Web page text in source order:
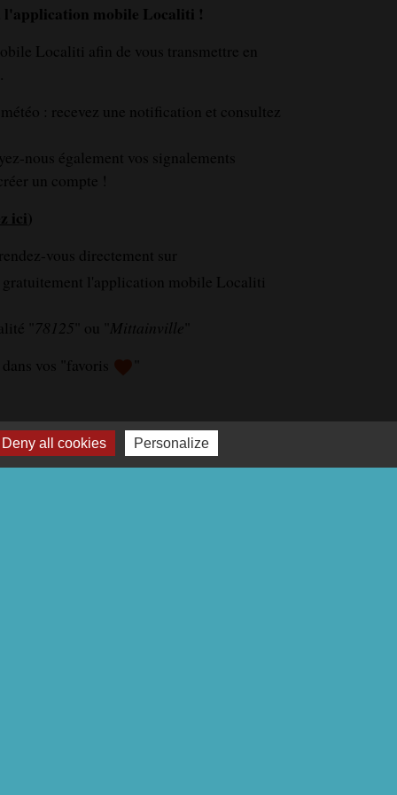
l'application mobile Localiti !
Localiti afin de vous transmettre en
: recevez une notification et consultez
nous également vos signalements
un compte !
ici)
vous directement sur
gratuitement l'application mobile Localiti
" 78125 " ou " Mittainville
vos "favoris favorite
Deny all cookies Personalize